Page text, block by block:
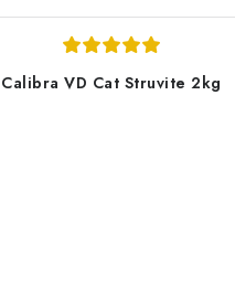
Calibra VD Cat Struvite 2kg